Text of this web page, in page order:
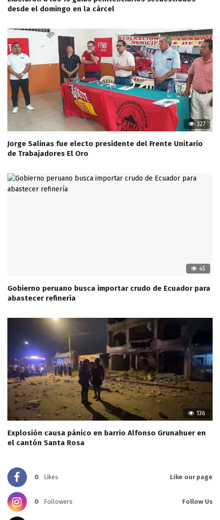
desde el domingo en la cárcel
327
Jorge Salinas fue electo presidente del Frente Unitario
de Trabajadores El Oro
45
Gobierno peruano busca importar crudo de Ecuador para
abastecer refinería
136
Explosión causa pánico en barrio Alfonso Grunahuer en
el cantón Santa Rosa
0 Likes Like our page
0 Followers Follow Us